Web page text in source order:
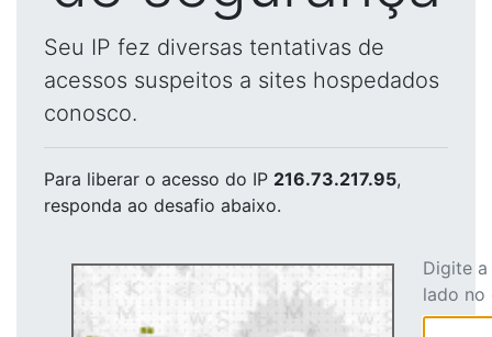
Seu IP fez diversas tentativas de
acessos suspeitos a sites hospedados
conosco.
Para liberar o acesso do IP 216.73.217.95,
responda ao desafio abaixo.
Digite
lado no